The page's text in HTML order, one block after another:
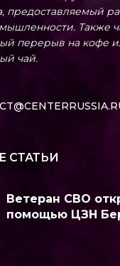
предоставляемый
Также
перерыв на кофе
чай.
СТАТЬИ
Ветеран СВО
помощью ЦЗН